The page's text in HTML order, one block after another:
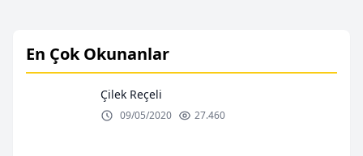
En Çok Okunanlar
Çilek Reçeli
09/05/2020 27.460